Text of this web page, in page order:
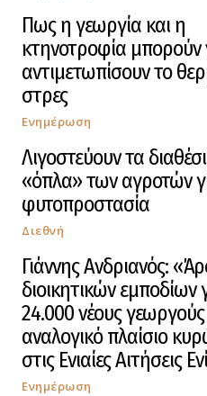
Πως η γεωργία και η
κτηνοτροφία μπορούν
αντιμετωπίσουν το
στρες
Ενημέρωση
Λιγοστεύουν τα
«όπλα» των αγροτών
φυτοπροστασία
Διεθνή
Γιάννης Ανδριανός:
διοικητικών εμποδίων
24.000 νέους γεωργούς
αναλογικό πλαίσιο
στις Ενιαίες Αιτήσεις
Ενημέρωση